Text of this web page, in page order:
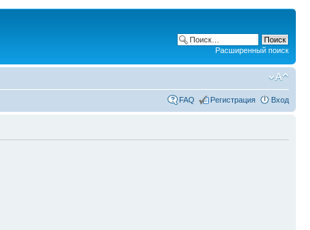
Расширенный поиск
FAQ Регистрация Вход